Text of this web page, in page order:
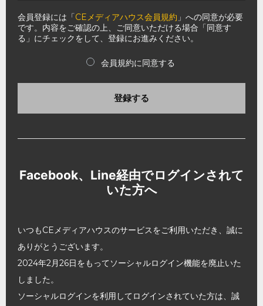
会員登録には「CEメディアハウス会員規約 」への同意が必要
です。内容をご確認の上、ご同意いただける場合「同意す
る」にチェックをして、登録にお進みください。
会員規約に同意する
登録する
Facebook、Line経由でログインされて
いた方へ
いつもCEメディアハウスのサービスをご利用いただき、誠に
ありがとうございます。
2024年2月26日をもってソーシャルログイン機能を廃止いた
しました。
ソーシャルログインを利用してログインされていた方は、誠